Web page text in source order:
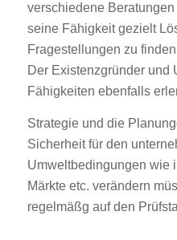
verschiedene
seine Fähigkeit gezielt
Fragestellungen zu
Der Existenzgründer und
Fähigkeiten ebenfalls
Strategie und die
Sicherheit für den
Umweltbedingungen wie
Märkte etc. verändern
regelmäßg auf den